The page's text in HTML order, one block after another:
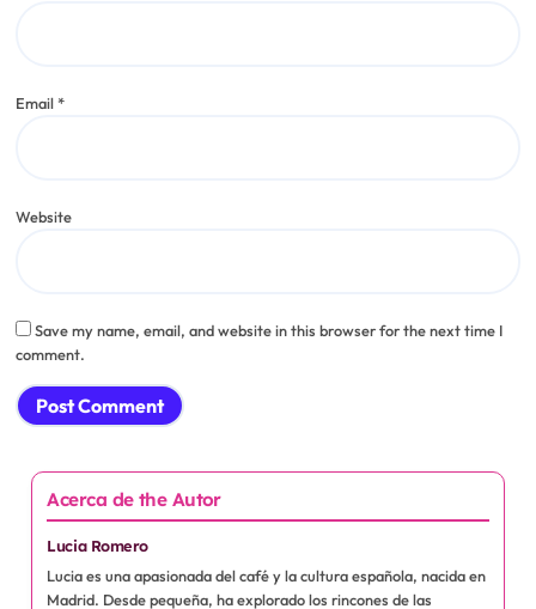
Email*
Website
Save my name, email, and website in this browser for the next time I
comment.
Acerca de the Autor
Lucia Romero
Lucia es una apasionada del café y la cultura española, nacida en
Madrid. Desde pequeña, ha explorado los rincones de las